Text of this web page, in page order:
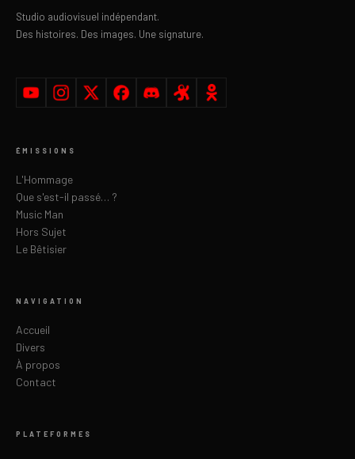
Studio audiovisuel indépendant.
Des histoires. Des images. Une signature.
ÉMISSIONS
L'Hommage
Que s'est-il passé… ?
Music Man
Hors Sujet
Le Bêtisier
NAVIGATION
Accueil
Divers
À propos
Contact
PLATEFORMES